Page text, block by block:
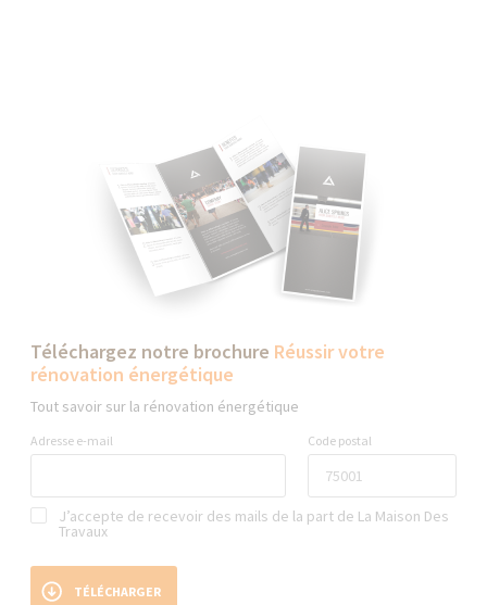
Téléchargez notre brochure Réussir votre
rénovation énergétique
Tout savoir sur la rénovation énergétique
Adresse e-mail Code postal
J’accepte de recevoir des mails de la part de La Maison Des
Travaux
TÉLÉCHARGER